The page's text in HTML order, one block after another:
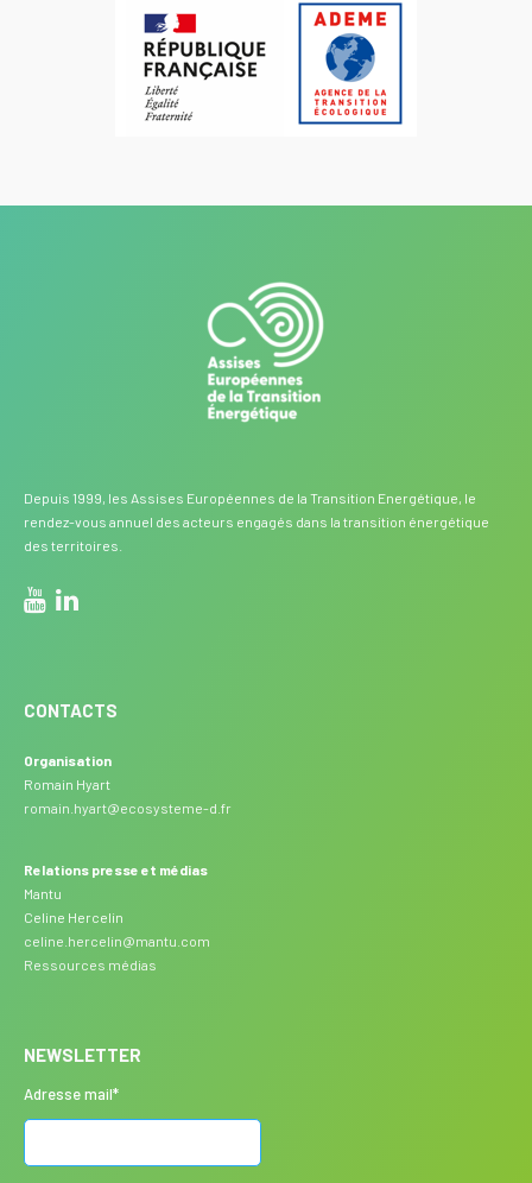
Depuis 1999, les Assises Européennes de la Transition Energétique, le
rendez-vous annuel des acteurs engagés dans la transition énergétique
des territoires.
CONTACTS
Organisation
Romain Hyart
romain.hyart@ecosysteme-d.fr
Relations presse et médias
Mantu
Celine Hercelin
celine.hercelin@mantu.com
Ressources médias
NEWSLETTER
Adresse mail*